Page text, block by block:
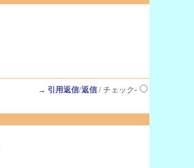
→ 引用返信/返信/ チェック-